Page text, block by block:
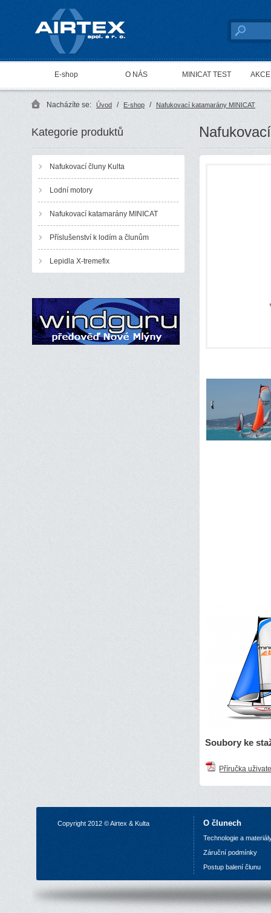
AIRTEX spol. s r. o.
E-shop O NÁS MINICAT TEST
Nacházíte se: Úvod / E-shop / Nafukovací katamarány MINICAT
Kategorie produktů
Nafukovací čluny Kulta
Lodní motory
Nafukovací katamarány MINICAT
Příslušenství k lodím a člunům
Lepidla X-tremefix
Soubory ke
Příručka
Copyright 2012 © Airtex & Kulta O člunech
Technologie a
Záruční podmínky
Postup balení člunu